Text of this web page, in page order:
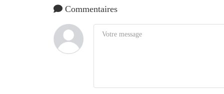
Commentaires